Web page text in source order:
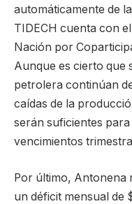
automáticamente de
TIDECH cuenta con
Nación por
Aunque es cierto que
petrolera continúan
caídas de la
serán suficientes
vencimientos
Por último, Antonena
un déficit mensual de